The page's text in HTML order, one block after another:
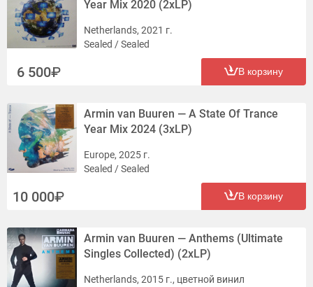
Year Mix 2020 (2xLP)
Netherlands, 2021 г.
Sealed / Sealed
6 500 В корзину
Armin van Buuren — A State Of Trance
Year Mix 2024 (3xLP)
Europe, 2025 г.
Sealed / Sealed
10 000 В корзину
Armin van Buuren — Anthems (Ultimate
Singles Collected) (2xLP)
Netherlands, 2015 г., цветной винил